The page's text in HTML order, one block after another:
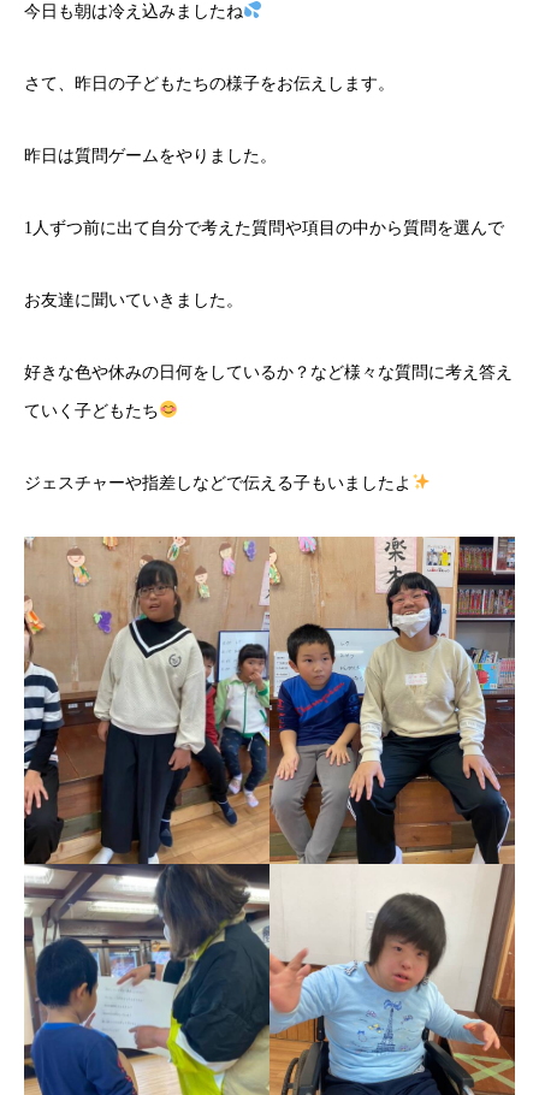
今日も朝は冷え込みましたね
さて、昨日の子どもたちの様子をお伝えします。
昨日は質問ゲームをやりました。
1人ずつ前に出て自分で考えた質問や項目の中から質問を選んで
お友達に聞いていきました。
好きな色や休みの日何をしているか？など様々な質問に考え答え
ていく子どもたち
ジェスチャーや指差しなどで伝える子もいましたよ